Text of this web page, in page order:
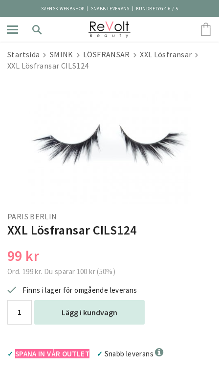
SVENSK WEBBSHOP | SNABB LEVERANS | KUNDBETYG 4.6 / 5
Startsida SMINK LÖSFRANSAR
XXL Lösfransar
XXL Lösfransar CILS124
PARIS BERLIN
XXL Lösfransar CILS124
99 kr
Ord. 199 kr. Du sparar 100 kr(50%)
Finns i lager för omgående leverans
Lägg i kundvagn
✓ SPANA IN VÅR OUTLET ✓ Snabb leverans